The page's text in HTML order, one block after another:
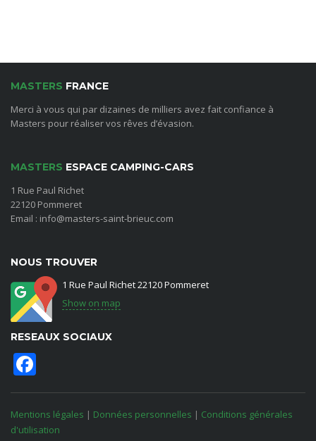
MASTERS FRANCE
Merci à vous qui par dizaines de milliers avez fait confiance à
Masters pour réaliser vos rêves d’évasion.
MASTERS ESPACE CAMPING-CARS
1 Rue Paul Richet
22120 Pommeret
Email : info@masters-saint-brieuc.com
NOUS TROUVER
1 Rue Paul Richet 22120 Pommeret
Show on map
RESEAUX SOCIAUX
Mentions légales | Données personnelles | Conditions générales
d'utilisation